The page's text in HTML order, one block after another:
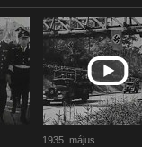
1935. május